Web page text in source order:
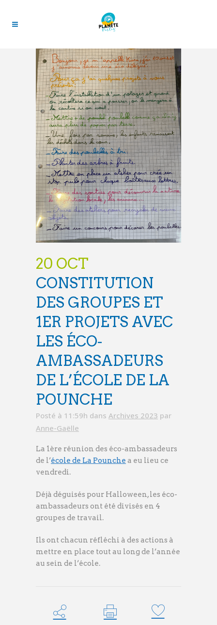
20 OCT
CONSTITUTION
DES GROUPES ET
1ER PROJETS AVEC
LES ÉCO-
AMBASSADEURS
DE L’ÉCOLE DE LA
POUNCHE
Posté à 11:59h dans Archives 2023 par
Anne-Gaëlle
La 1ère réunion des éco-ambassadeurs
de l’école de La Pounche a eu lieu ce
vendredi.
Déjà déguisés pour Halloween, les éco-
ambassadeurs ont été divisés en 4
groupes de travail.
Ils ont chacun réfléchi à des actions à
mettre en place tout au long de l’année
au sein de l’école.